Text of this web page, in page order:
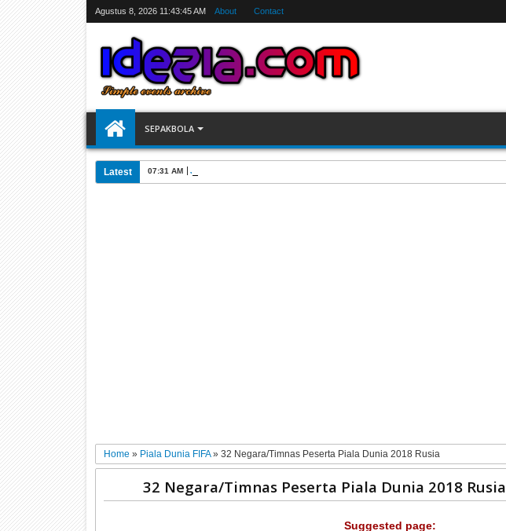
Agustus 8, 2026 11:43:46 AM About Contact
SEPAKBOLA
Latest 07:31 AM Jadwal Siarang Langsung TV Piala Dunia FIFA 2026
Home » Piala Dunia FIFA» 32 Negara/Timnas Peserta Piala Dunia 2018 Rusia
32 Negara/Timnas Peserta Piala Dunia 2018 Rusia
Suggested page: